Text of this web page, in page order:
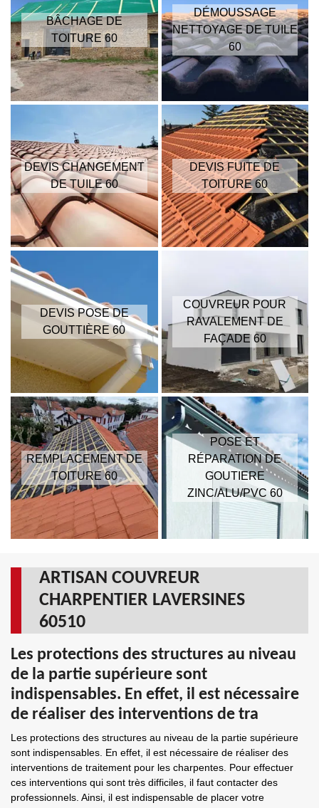
BÂCHAGE DE
TOITURE 60
DÉMOUSSAGE
NETTOYAGE DE TUILE
60
DEVIS CHANGEMENT
DE TUILE 60
DEVIS FUITE DE
TOITURE 60
DEVIS POSE DE
GOUTTIÈRE 60
COUVREUR POUR
RAVALEMENT DE
FAÇADE 60
REMPLACEMENT DE
TOITURE 60
POSE ET
RÉPARATION DE
GOUTIERE
ZINC/ALU/PVC 60
ARTISAN COUVREUR
CHARPENTIER LAVERSINES
60510
Les protections des structures au niveau
de la partie supérieure sont
indispensables. En effet, il est nécessaire
de réaliser des interventions de tra
Les protections des structures au niveau de la partie supérieure
sont indispensables. En effet, il est nécessaire de réaliser des
interventions de traitement pour les charpentes. Pour effectuer
ces interventions qui sont très difficiles, il faut contacter des
professionnels. Ainsi, il est indispensable de placer votre